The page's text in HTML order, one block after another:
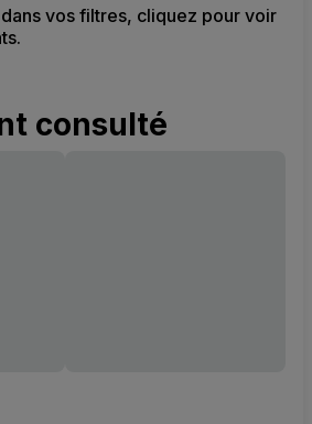
vos filtres, cliquez pour voir
consulté